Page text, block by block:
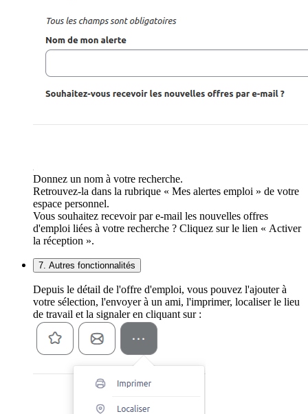
Donnez un nom à votre recherche.
Retrouvez-la dans la rubrique « Mes alertes emploi » de votre
espace personnel.
Vous souhaitez recevoir par e-mail les nouvelles offres
d'emploi liées à votre recherche ? Cliquez sur le lien « Activer
la réception ».
7. Autres fonctionnalités
Depuis le détail de l'offre d'emploi, vous pouvez l'ajouter à
votre sélection, l'envoyer à un ami, l'imprimer, localiser le lieu
de travail et la signaler en cliquant sur :